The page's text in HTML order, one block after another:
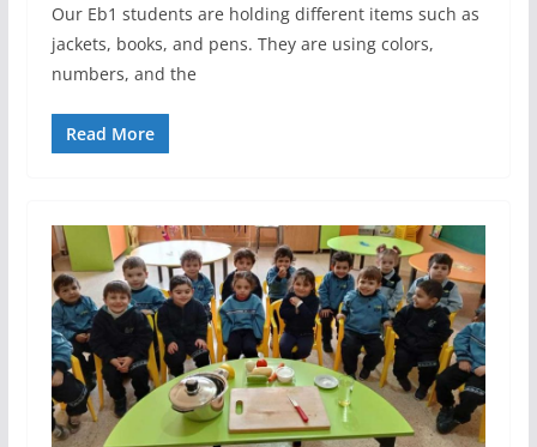
Our Eb1 students are holding different items such as
jackets, books, and pens. They are using colors,
numbers, and the
Read More